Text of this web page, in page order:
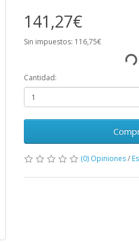
141,27€
Sin impuestos: 116,75€
Cantidad:
(0) Opiniones/